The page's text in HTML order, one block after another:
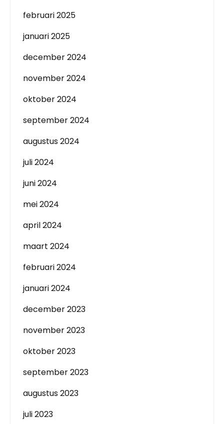
februari 2025
januari 2025
december 2024
november 2024
oktober 2024
september 2024
augustus 2024
juli 2024
juni 2024
mei 2024
april 2024
maart 2024
februari 2024
januari 2024
december 2023
november 2023
oktober 2023
september 2023
augustus 2023
juli 2023